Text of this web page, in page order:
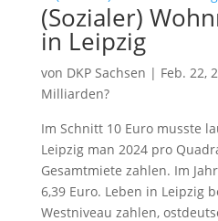
(Sozialer)
in Leipzig
von DKP Sachsen | Feb. 22,
Milliarden?
Im Schnitt 10 Euro musste
Leipzig man 2024 pro
Gesamtmiete zahlen. Im
6,39 Euro. Leben in Leipzig
Westniveau zahlen,